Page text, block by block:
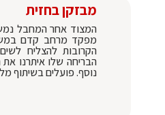
מבזקן בחזית
המצוד אחר המחבל
מפקד מרחב קדם
הקרובות להצליח
הבריחה שלו איתרנו
נוסף. פועלים בשיתוף